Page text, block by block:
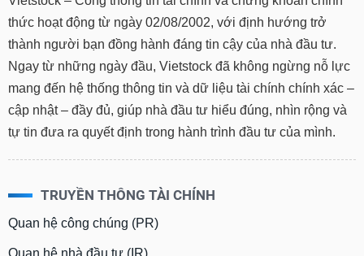
thức hoạt động từ ngày 02/08/2002, với định hướng trở
thành người bạn đồng hành đáng tin cậy của nhà đầu tư.
Ngay từ những ngày đầu, Vietstock đã không ngừng nỗ lực
mang đến hệ thống thông tin và dữ liệu tài chính chính xác –
cập nhật – đầy đủ, giúp nhà đầu tư hiểu đúng, nhìn rộng và
tự tin đưa ra quyết định trong hành trình đầu tư của mình.
TRUYỀN THÔNG TÀI CHÍNH
Quan hệ công chúng (PR)
Quan hệ nhà đầu tư (IR)